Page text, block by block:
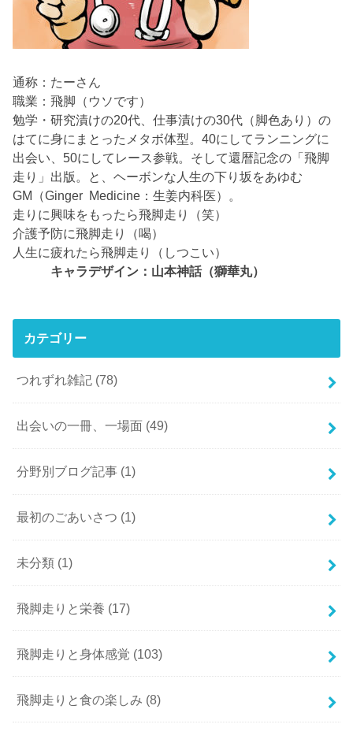
通称：たーさん
職業：飛脚（ウソです）
勉学・研究漬けの20代、仕事漬けの30代（脚色あり）の
はてに身にまとったメタボ体型。40にしてランニングに
出会い、50にしてレース参戦。そして還暦記念の「飛脚
走り」出版。と、ヘーボンな人生の下り坂をあゆむ
GM（Ginger Medicine：生姜内科医）。
走りに興味をもったら飛脚走り（笑）
介護予防に飛脚走り（喝）
人生に疲れたら飛脚走り（しつこい）
キャラデザイン：山本神話（獅華丸）
カテゴリー
つれずれ雑記 (78)
出会いの一冊、一場面 (49)
分野別ブログ記事 (1)
最初のごあいさつ (1)
未分類 (1)
飛脚走りと栄養 (17)
飛脚走りと身体感覚 (103)
飛脚走りと食の楽しみ (8)